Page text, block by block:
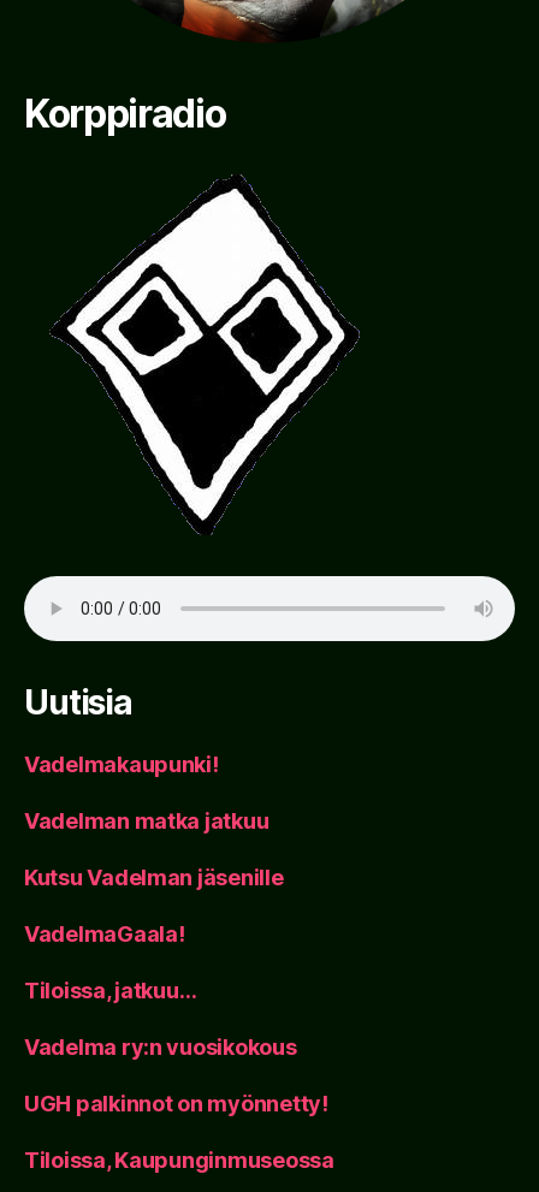
Korppiradio
Uutisia
Vadelmakaupunki!
Vadelman matka jatkuu
Kutsu Vadelman jäsenille
VadelmaGaala!
Tiloissa, jatkuu…
Vadelma ry:n vuosikokous
UGH palkinnot on myönnetty!
Tiloissa, Kaupunginmuseossa